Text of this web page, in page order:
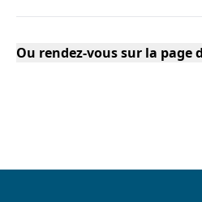
Ou rendez-vous sur la page